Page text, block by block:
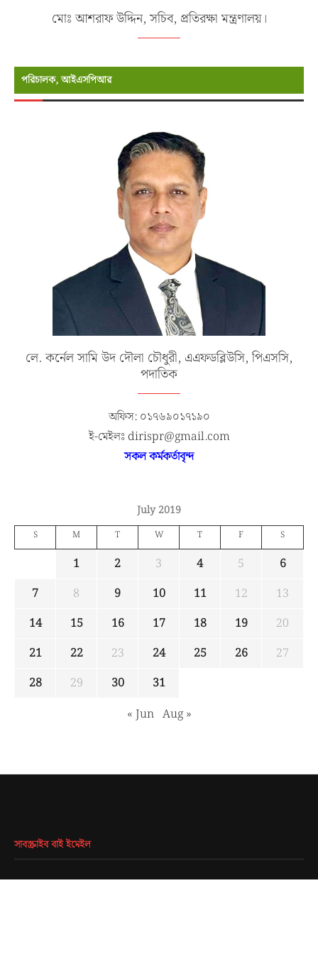
মোঃ আশরাফ উদ্দিন, সচিব, প্রতিরক্ষা মন্ত্রণালয়।
পরিচালক, আইএসপিআর
লে. কর্নেল সামি উদ দৌলা চৌধুরী, এএফডব্লিউসি, পিএসসি,
পদাতিক
অফিস: ০১৭৬৯০১৭১৯০
ই-মেইলঃ dirispr@gmail.com
সকল কর্মকর্তাবৃন্দ
July 2019
S M T W T F S
1 2 3 4 5
6
7
8 9 10 11 12
13
14
15 16 17 18 19
20
21
22 23 24 25 26
27
28
29 30
31
« Jun Aug »
সাবস্ক্রাইব বাই ইমেইল